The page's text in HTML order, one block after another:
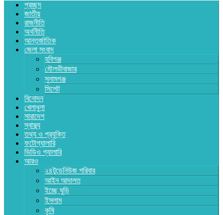
প্রচ্ছদ
জাতীয়
রাজনীতি
অর্থনীতি
আন্তর্জাতিক
জেলা সংবাদ
হবিগঞ্জ
মৌলভীবাজার
সুনামগঞ্জ
সিলেট
বিনোদন
খেলাধুলা
সারাদেশ
স্বাস্থ্য
তথ্য ও প্রযুক্তি
ফটোগ্যালারি
ভিডিও গ্যালারি
আরও
২৪টুডেনিউজ পরিবার
আইন আদালত
ইচ্ছে ঘুড়ি
ইসলাম
কৃষি